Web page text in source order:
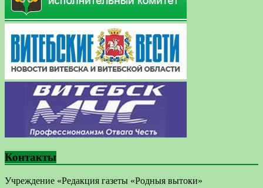
Контакты
Учреждение «Редакция газеты «Родныя вытоки»